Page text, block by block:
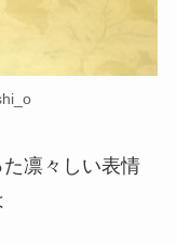
凛々しい表情